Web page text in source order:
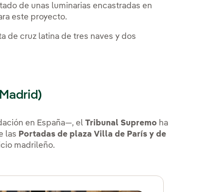
de unas luminarias encastradas en
este proyecto.
de cruz latina de tres naves y dos
en España—, elTribunal Supremo ha
las Portadas de plaza Villa de París y de
madrileño.